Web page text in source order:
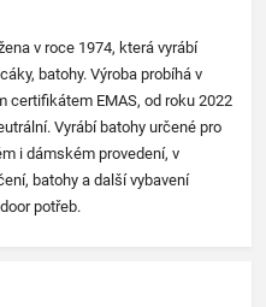
v roce 1974, která vyrábí
batohy. Výroba probíhá v
certifikátem EMAS, od roku 2022
Vyrábí batohy určené pro
i dámském provedení, v
batohy a další vybavení
potřeb.